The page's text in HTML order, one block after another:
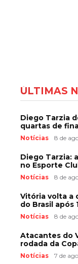
ÚLTIMAS
Diego Tarzia
quartas de
Notícias 8 de
Diego Tarzia:
no Esporte
Notícias 8 de
Vitória volta a
do Brasil após
Notícias 8 de
Atacantes do
rodada da
Notícias 7 de